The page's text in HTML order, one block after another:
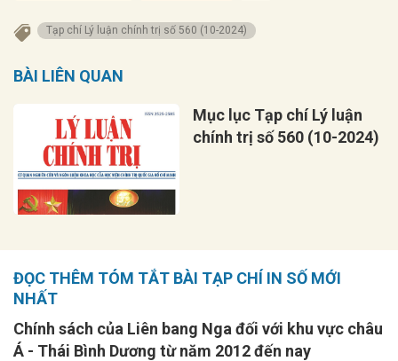
Tạp chí Lý luận chính trị số 560 (10-2024)
BÀI LIÊN QUAN
Mục lục Tạp chí Lý luận
chính trị số 560 (10-2024)
ĐỌC THÊM TÓM TẮT BÀI TẠP CHÍ IN SỐ MỚI
NHẤT
Chính sách của Liên bang Nga đối với khu vực châu
Á - Thái Bình Dương từ năm 2012 đến nay